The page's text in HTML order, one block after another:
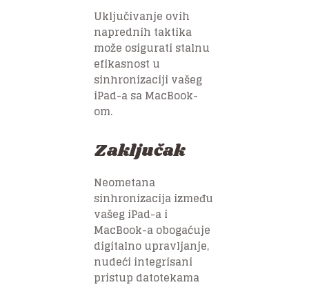
Uključivanje ovih
naprednih taktika
može osigurati stalnu
efikasnost u
sinhronizaciji vašeg
iPad-a sa MacBook-
om.
Zaključak
Neometana
sinhronizacija između
vašeg iPad-a i
MacBook-a obogaćuje
digitalno upravljanje,
nudeći integrisani
pristup datotekama